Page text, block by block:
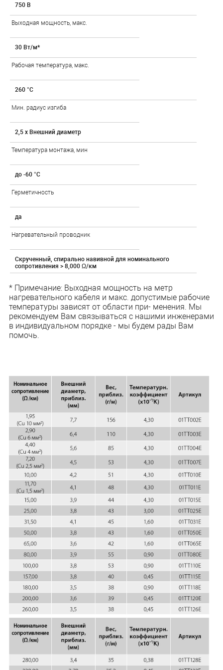
750 В
Выходная мощность, макс.
30 Вт/м*
Рабочая температура, макс.
260 °C
Мин. радиус изгиба
2,5 x Внешний диаметр
Температура монтажа, мин
до -60 °C
Герметичность
да
Нагревательный проводник
Скрученный, спирально навивной для номинального
сопротивления > 8,000 Ω/км
* Примечание: Выходная мощность на метр
нагревательного кабеля и макс. допустимые рабочие
температуры зависят от области при- менения. Мы
рекомендуем Вам связываться с нашими инженерами
в индивидуальном порядке - мы будем рады Вам
помочь.